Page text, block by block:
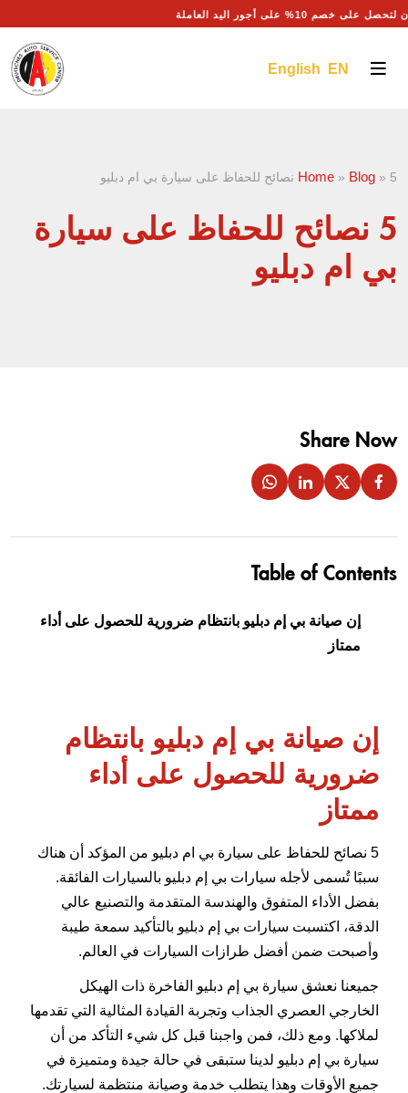
خصم 10% على أجور اليد العاملة
English EN
Home » Blog » 5 نصائح للحفاظ على سيارة بي ام دبليو
5 نصائح للحفاظ على سيارة
بي ام دبليو
Share Now
Table of Contents
إن صيانة بي إم دبليو بانتظام ضرورية للحصول على أداء
ممتاز
إن صيانة بي إم دبليو بانتظام
ضرورية للحصول على أداء
ممتاز
5 نصائح للحفاظ على سيارة بي ام دبليو من المؤكد أن هناك
سببًا تُسمى لأجله سيارات بي إم دبليو بالسيارات الفائقة.
بفضل الأداء المتفوق والهندسة المتقدمة والتصنيع عالي
الدقة، اكتسبت سيارات بي إم دبليو بالتأكيد سمعة طيبة
وأصبحت ضمن أفضل طرازات السيارات في العالم.
جميعنا نعشق سيارة بي إم دبليو الفاخرة ذات الهيكل
الخارجي العصري الجذاب وتجربة القيادة المثالية التي تقدمها
لملاكها. ومع ذلك، فمن واجبنا قبل كل شيء التأكد من أن
سيارة بي إم دبليو لدينا ستبقى في حالة جيدة ومتميزة في
جميع الأوقات وهذا يتطلب خدمة وصيانة منتظمة لسيارتك.